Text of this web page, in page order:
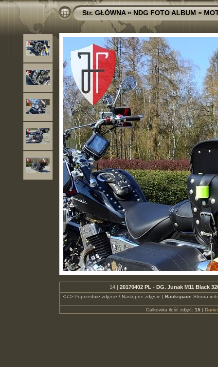
Str. GŁÓWNA»NDG FOTO ALBUM»
14 | 20170402 PL - DG. Junak M11 Black
<-/->Poprzednie zdjęcie / Następne zdjęcie | Backspace Strona
Całkowita ilość zdjęć: 15|